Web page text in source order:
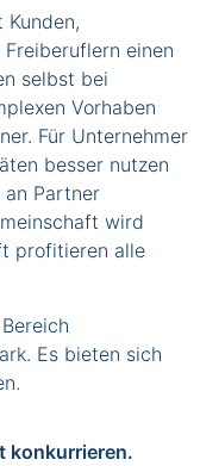
einen
selbst bei
Vorhaben
Für Unternehmer
besser nutzen
Partner
wird
profitieren alle
Es bieten sich
konkurrieren.